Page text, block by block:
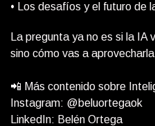
• Los desafíos y el futuro de
La pregunta ya no es si la IA
sino cómo vas a
📲 Más contenido sobre
Instagram: @beluortegaok
LinkedIn: Belén Ortega